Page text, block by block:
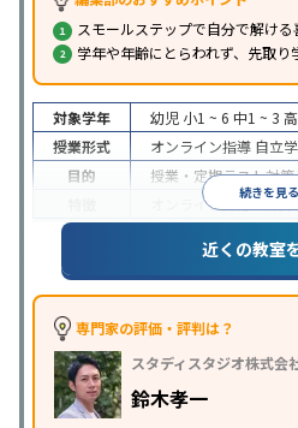
スモールステップで自分で解ける
学年や年齢にとらわれず、先取り
続きを見る
対象学年 幼児 小1 ~ 6 中1 ~ 3
授業形式
オンライン指導 自立
目的
授業・定期テスト対策
オンライン対応1科目
近くの教室
専門家の評価・評判は？
スタディスタジオ株式会
鈴木孝一